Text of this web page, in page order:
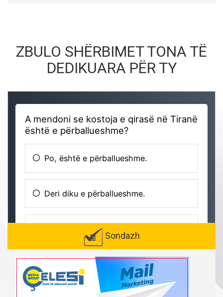
ZBULO SHËRBIMET TONA TË
DEDIKUARA PËR TY
Sondazh